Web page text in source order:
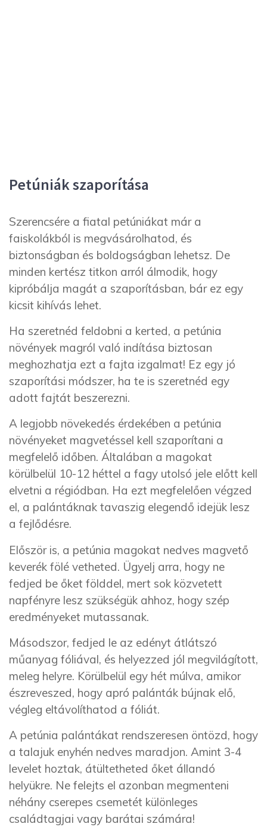
Petúniák szaporítása
Szerencsére a fiatal petúniákat már a
faiskolákból is megvásárolhatod, és
biztonságban és boldogságban lehetsz. De
minden kertész titkon arról álmodik, hogy
kipróbálja magát a szaporításban, bár ez egy
kicsit kihívás lehet.
Ha szeretnéd feldobni a kerted, a petúnia
növények magról való indítása biztosan
meghozhatja ezt a fajta izgalmat! Ez egy jó
szaporítási módszer, ha te is szeretnéd egy
adott fajtát beszerezni.
A legjobb növekedés érdekében a petúnia
növényeket magvetéssel kell szaporítani a
megfelelő időben. Általában a magokat
körülbelül 10-12 héttel a fagy utolsó jele előtt kell
elvetni a régiódban. Ha ezt megfelelően végzed
el, a palántáknak tavaszig elegendő idejük lesz
a fejlődésre.
Először is, a petúnia magokat nedves magvető
keverék fölé vetheted. Ügyelj arra, hogy ne
fedjed be őket földdel, mert sok közvetett
napfényre lesz szükségük ahhoz, hogy szép
eredményeket mutassanak.
Másodszor, fedjed le az edényt átlátszó
műanyag fóliával, és helyezzed jól megvilágított,
meleg helyre. Körülbelül egy hét múlva, amikor
észreveszed, hogy apró palánták bújnak elő,
végleg eltávolíthatod a fóliát.
A petúnia palántákat rendszeresen öntözd, hogy
a talajuk enyhén nedves maradjon. Amint 3-4
levelet hoztak, átültetheted őket állandó
helyükre. Ne felejts el azonban megmenteni
néhány cserepes csemetét különleges
családtagjai vagy barátai számára!